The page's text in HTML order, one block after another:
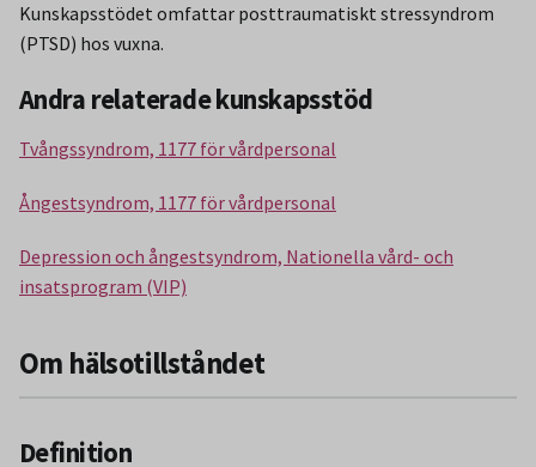
Kunskapsstödet omfattar posttraumatiskt stressyndrom
(PTSD) hos vuxna.
Andra relaterade kunskapsstöd
Tvångssyndrom, 1177 för vårdpersonal
Ångestsyndrom, 1177 för vårdpersonal
Depression och ångestsyndrom, Nationella vård- och
insatsprogram (VIP)
Om hälsotillståndet
Definition